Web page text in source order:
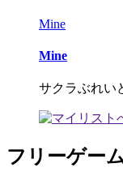
Mine
Mine
サクラぶれい
フリーゲー